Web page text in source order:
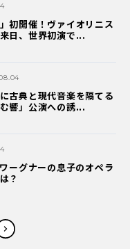
初開催！ヴァイオリニス
日、世界初演で...
古典と現代音楽を隔てる
響」公演への誘...
ーグナーの息子のオペラ
？